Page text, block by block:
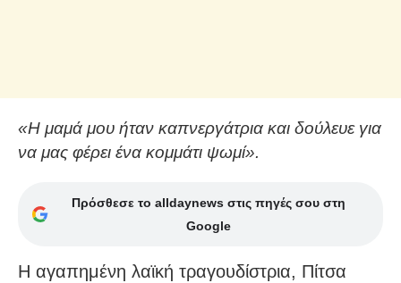
«Η μαμά μου ήταν καπνεργάτρια και δούλευε για
να μας φέρει ένα κομμάτι ψωμί».
Πρόσθεσε το alldaynews στις πηγές σου στη
Google
Η αγαπημένη λαϊκή τραγουδίστρια, Πίτσα